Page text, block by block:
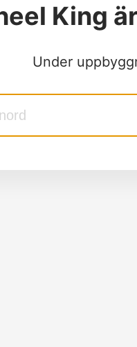
King
Under